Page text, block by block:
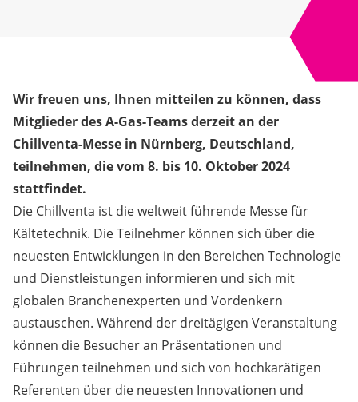
Wir freuen uns, Ihnen mitteilen zu können, dass
Mitglieder des A-Gas-Teams derzeit an der
Chillventa-Messe in Nürnberg, Deutschland,
teilnehmen, die vom 8. bis 10. Oktober 2024
stattfindet.
Die Chillventa ist die weltweit führende Messe für
Kältetechnik. Die Teilnehmer können sich über die
neuesten Entwicklungen in den Bereichen Technologie
und Dienstleistungen informieren und sich mit
globalen Branchenexperten und Vordenkern
austauschen. Während der dreitägigen Veranstaltung
können die Besucher an Präsentationen und
Führungen teilnehmen und sich von hochkarätigen
Referenten über die neuesten Innovationen und